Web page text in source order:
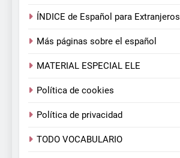
ÍNDICE de Español para Extranjeros
Más páginas sobre el español
MATERIAL ESPECIAL ELE
Política de cookies
Política de privacidad
TODO VOCABULARIO